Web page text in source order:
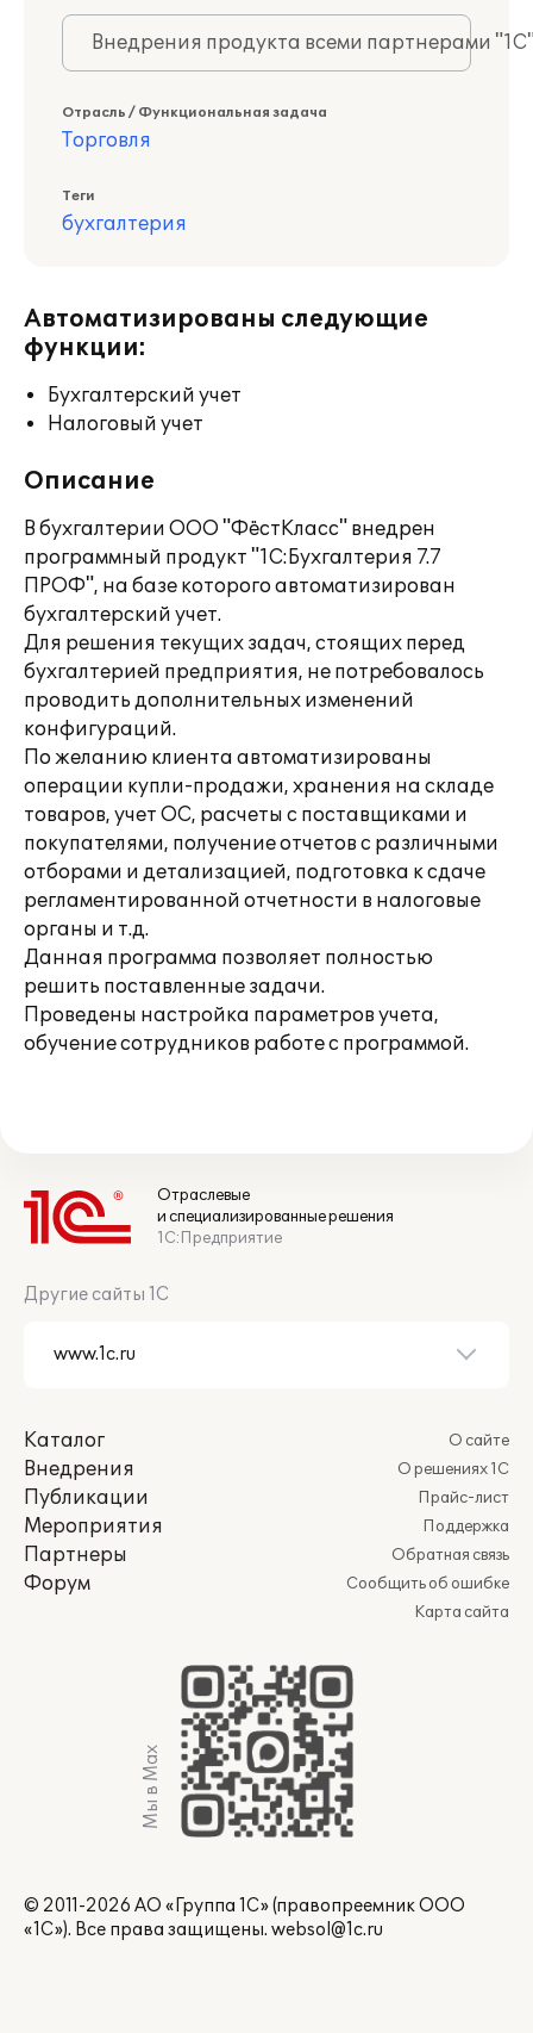
Внедрения продукта всеми партнерами
Отрасль / Функциональная задача
Торговля
Теги
бухгалтерия
Автоматизированы следующие
функции:
Бухгалтерский учет
Налоговый учет
Описание
В бухгалтерии ООО "ФёстКласс" внедрен
программный продукт "1С:Бухгалтерия 7.7
ПРОФ", на базе которого автоматизирован
бухгалтерский учет.
Для решения текущих задач, стоящих перед
бухгалтерией предприятия, не потребовалось
проводить дополнительных изменений
конфигураций.
По желанию клиента автоматизированы
операции купли-продажи, хранения на складе
товаров, учет ОС, расчеты с поставщиками и
покупателями, получение отчетов с различными
отборами и детализацией, подготовка к сдаче
регламентированной отчетности в налоговые
органы и т.д.
Данная программа позволяет полностью
решить поставленные задачи.
Проведены настройка параметров учета,
обучение сотрудников работе с программой.
Отраслевые
и специализированные решения
1С:Предприятие
Другие сайты 1С
Каталог
Внедрения
Публикации
Мероприятия
Партнеры
Форум
О сайте
О решениях 1С
Прайс-лист
Поддержка
Обратная связь
Сообщить об ошибке
Карта сайта
Мы в Max
© 2011-2026 АО «Группа 1С» (правопреемник ООО
«1С»). Все права защищены. websol@1c.ru